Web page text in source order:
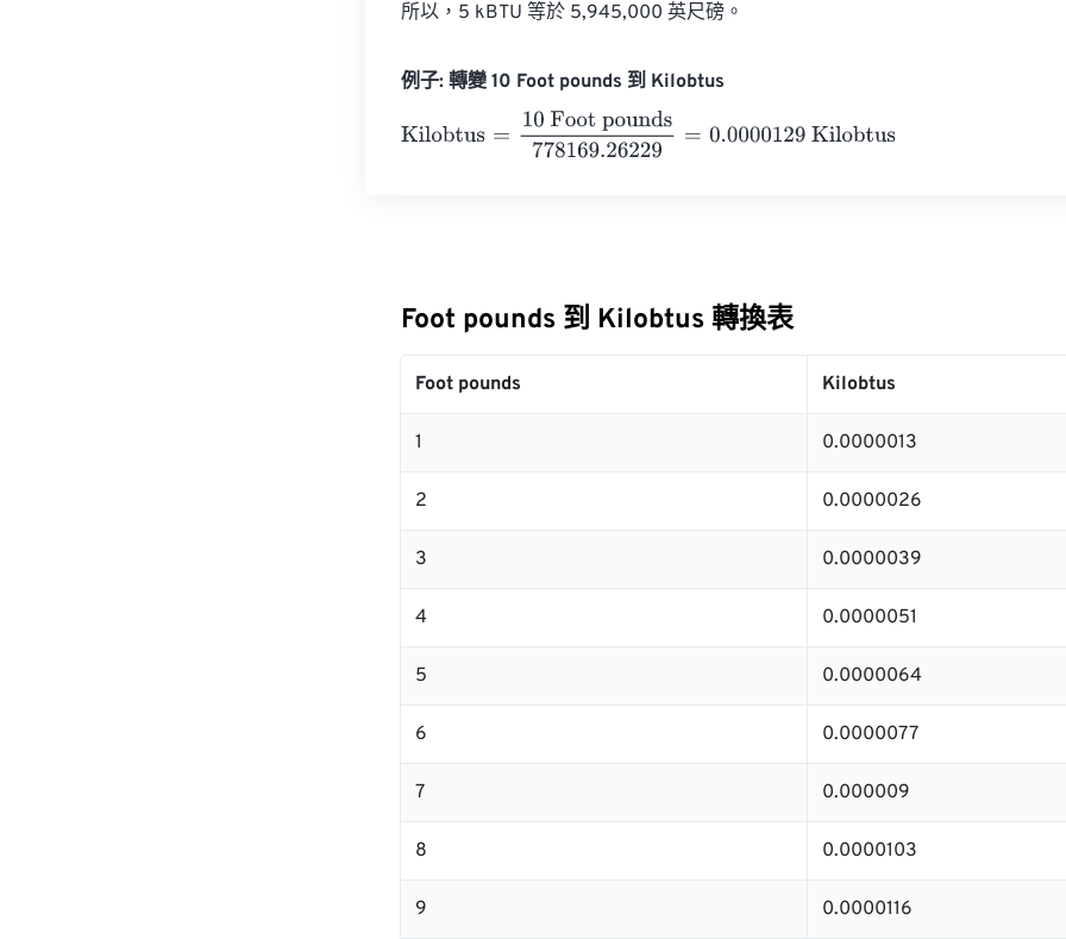
所以，5 kBTU 等於 5,945,000 英尺磅。
例子: 轉變 10 Foot pounds 到 Kilobtus
Kilobtus
10 Foot pounds778169.26229= 0.0000129 Kilobtus
Foot pounds 到 Kilobtus 轉換表
Foot pounds Kilobtus
1 0.0000013
2 0.0000026
3 0.0000039
4 0.0000051
5 0.0000064
6 0.0000077
7 0.000009
8 0.0000103
9 0.0000116